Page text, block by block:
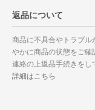
返品について
商品に不具合やトラブル
やかに商品の状態をご確
連絡の上返品手続きをし
詳細はこちら